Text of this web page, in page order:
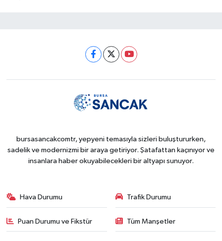
bursasancakcomtr, yepyeni temasıyla sizleri buluştururken,
sadelik ve modernizmi bir araya getiriyor. Şatafattan kaçınıyor ve
insanlara haber okuyabilecekleri bir altyapı sunuyor.
Hava Durumu Trafik Durumu
Puan Durumu ve Fikstür Tüm Manşetler